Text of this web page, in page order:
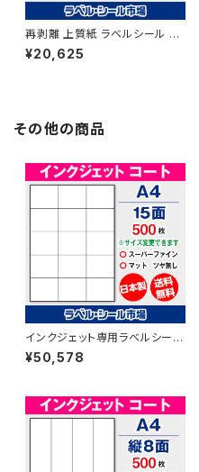
再剥離 上質紙 ラベルシール レ
ーザープリンター専用 A4-横4
面 シール用紙 500枚 T1Y4Ars
¥20,625
その他の商品
インクジェット専用ラベルシール
マットコートA4-15面 500枚 ス
ーパーファイン T3Y5iA
¥50,578